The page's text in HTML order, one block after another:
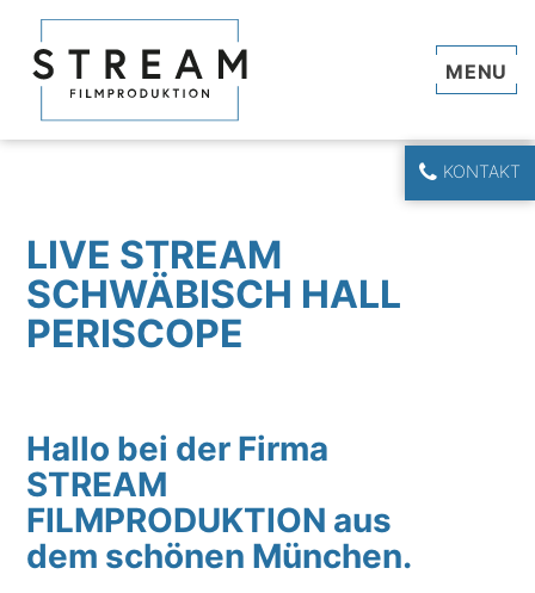
KONTAKT
LIVE STREAM
SCHWÄBISCH HALL
PERISCOPE
Hallo bei der Firma
STREAM
FILMPRODUKTION aus
dem schönen München.